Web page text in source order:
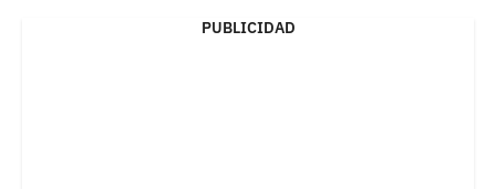
PUBLICIDAD